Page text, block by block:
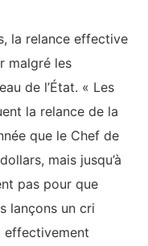
la relance effective
malgré les
de l’État. « Les
la relance de la
que le Chef de
mais jusqu’à
pas pour que
lançons un cri
effectivement